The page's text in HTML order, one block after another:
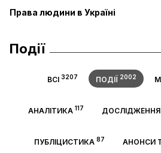
Права людини в Україні
Події
ВСІ 3207 ПОДІЇ 2002
АНАЛІТИКА 117 ДОСЛІДЖЕННЯ
ПУБЛІЦИСТИКА 87 АНОНСИ